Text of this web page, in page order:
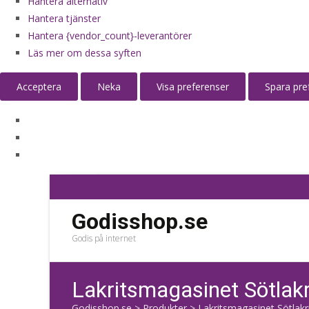
Hantera tjänster
Hantera {vendor_count}-leverantörer
Läs mer om dessa syften
Acceptera Neka Visa preferenser Spara
Godisshop.se
Godis på internet
Lakritsmagasinet